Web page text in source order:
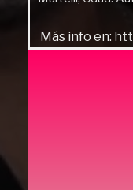
Más info en: